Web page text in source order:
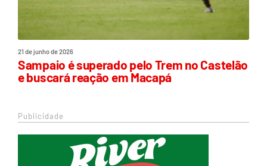
21 de junho de 2026
Sampaio é superado pelo Trem no Castelão
e buscará reação em Macapá
Publicidade